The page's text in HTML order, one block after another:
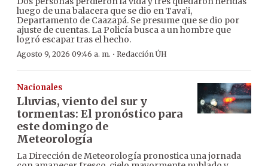
luego de una balacera que se dio en Tava’i,
Departamento de Caazapá. Se presume que se dio por
ajuste de cuentas. La Policía busca a un hombre que
logró escapar tras el hecho.
Agosto 9, 2026 09:46 a. m. · Redacción ÚH
Nacionales
Lluvias, viento del sur y
tormentas: El pronóstico para
este domingo de
Meteorología
La Dirección de Meteorología pronostica una jornada